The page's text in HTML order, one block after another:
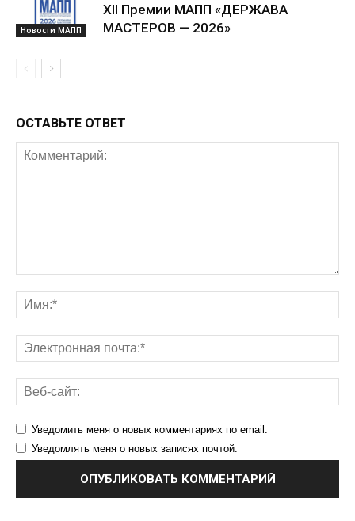
Новости МАПП
XII Премии МАПП «ДЕРЖАВА
МАСТЕРОВ — 2026»
ОСТАВЬТЕ ОТВЕТ
Уведомить меня о новых комментариях по email.
Уведомлять меня о новых записях почтой.